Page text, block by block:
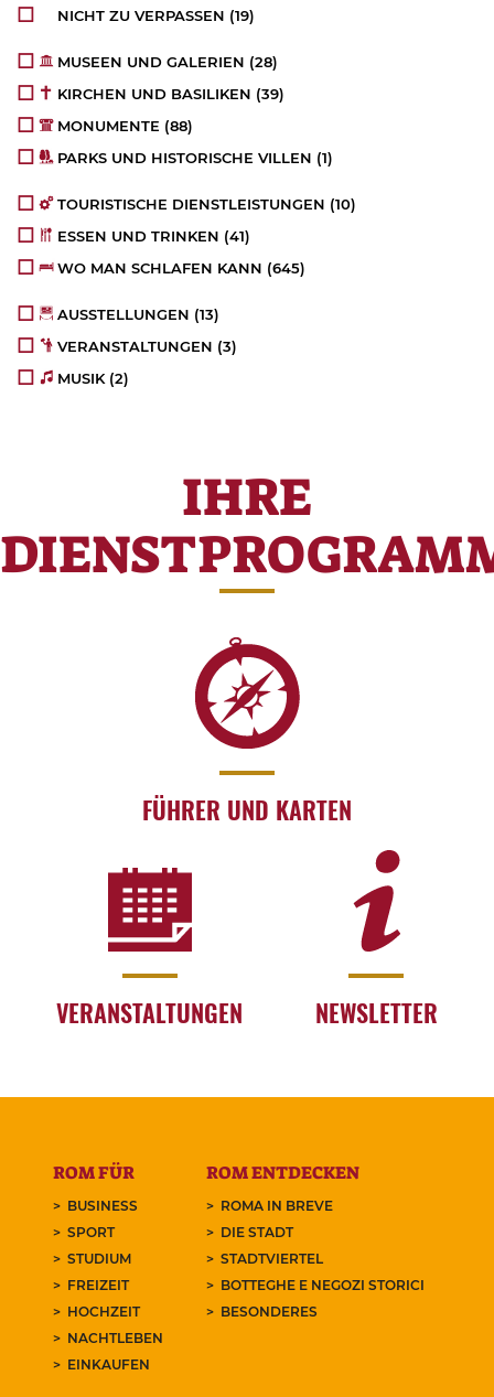
NICHT ZU VERPASSEN (19)
MUSEEN UND GALERIEN (28)
KIRCHEN UND BASILIKEN (39)
MONUMENTE (88)
PARKS UND HISTORISCHE VILLEN (1)
TOURISTISCHE DIENSTLEISTUNGEN (10)
ESSEN UND TRINKEN (41)
WO MAN SCHLAFEN KANN (645)
AUSSTELLUNGEN (13)
VERANSTALTUNGEN (3)
MUSIK (2)
IHRE
FÜHRER UND KARTEN
VERANSTALTUNGEN NEWSLETTER
ROM FÜR
BUSINESS
SPORT
STUDIUM
FREIZEIT
HOCHZEIT
NACHTLEBEN
EINKAUFEN
ROM ENTDECKEN
ROMA IN BREVE
DIE STADT
STADTVIERTEL
BOTTEGHE E NEGOZI STORICI
BESONDERES